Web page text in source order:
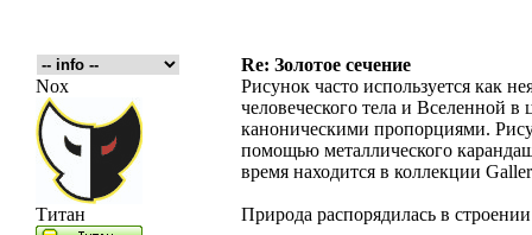
Re: Золотое сечение
Nox
Титан
Рисунок часто используется как
человеческого тела и Вселенной
каноническими пропорциями.
помощью металлического
время находится в коллекции
Природа распорядилась в